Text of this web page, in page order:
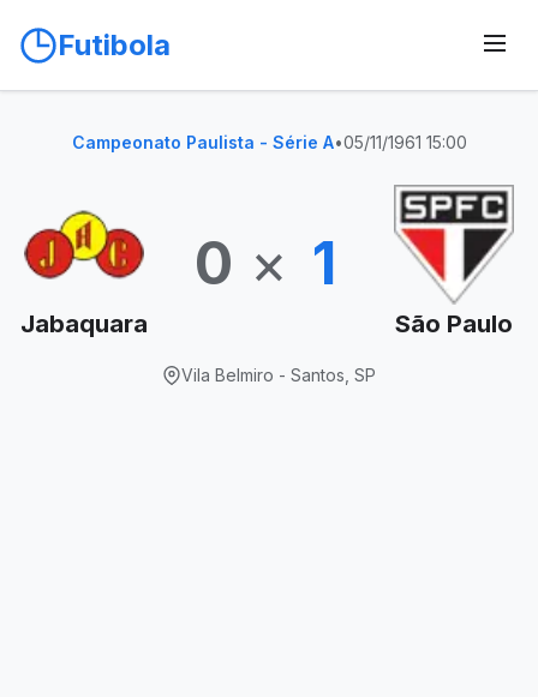
Futibola
Campeonato Paulista - Série A•05/11/1961 15:00
Jabaquara
0 × 1
São Paulo
Vila Belmiro - Santos, SP